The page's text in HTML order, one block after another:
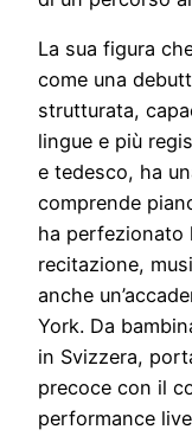
La sua figura
come una
strutturata,
lingue e più
e tedesco, ha
comprende
ha perfezionato
recitazione,
anche
York. Da
in Svizzera,
precoce con il
performance